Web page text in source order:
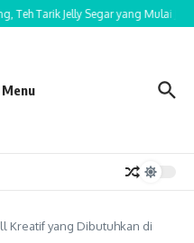
Teh Tarik Jelly Segar yang Mulai
Menu
Kreatif yang Dibutuhkan di